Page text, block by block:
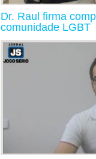
Dr. Raul firma
comunidade LGBT